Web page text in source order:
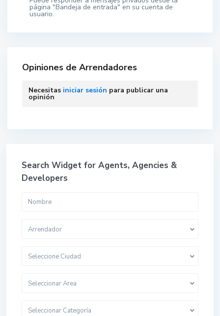
página "Bandeja de entrada" en su cuenta de
usuario.
Opiniones de Arrendadores
Necesitas iniciar sesión para publicar una
opinión
Search Widget for Agents, Agencies &
Developers
Arrendador
Seleccione Ciudad
Seleccionar Area
Seleccionar Categoría